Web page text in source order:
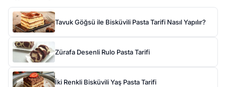
Tavuk Göğsü ile Bisküvili Pasta Tarifi Nasıl Yapılır?
Zürafa Desenli Rulo Pasta Tarifi
İki Renkli Bisküvili Yaş Pasta Tarifi